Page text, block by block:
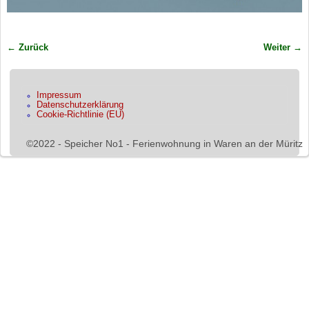
← Zurück Weiter →
Impressum
Datenschutzerklärung
Cookie-Richtlinie (EU)
©2022 - Speicher No1 - Ferienwohnung in Waren an der Müritz